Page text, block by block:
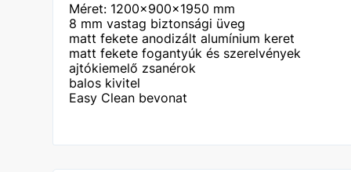
Méret: 1200x900x1950 mm
8 mm vastag biztonsági üveg
matt fekete anodizált alumínium keret
matt fekete fogantyúk és szerelvények
ajtókiemelő zsanérok
balos kivitel
Easy Clean bevonat